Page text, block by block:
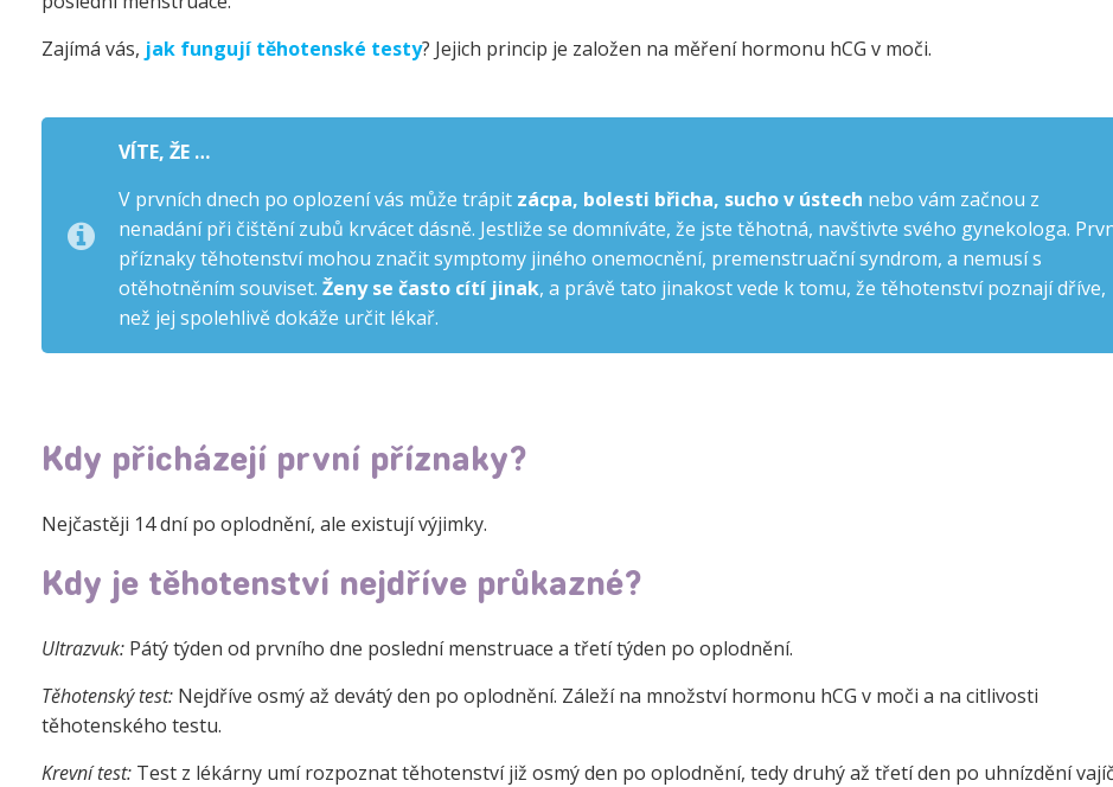
Zajímá vás, jak fungují těhotenské testy? Jejich princip je založen na měření hormonu hCG v moči.
VÍTE, ŽE …
V prvních dnech po oplození vás může trápit zácpa, bolesti břicha, sucho v ústech nebo vám začnou z
nenadání při čištění zubů krvácet dásně. Jestliže se domníváte, že jste těhotná, navštivte svého gynekologa.
příznaky těhotenství mohou značit symptomy jiného onemocnění, premenstruační syndrom, a nemusí s
otěhotněním souviset. Ženy se často cítí jinak, a právě tato jinakost vede k tomu, že těhotenství poznají dříve,
než jej spolehlivě dokáže určit lékař.
Kdy přicházejí první příznaky?
Nejčastěji 14 dní po oplodnění, ale existují výjimky.
Kdy je těhotenství nejdříve průkazné?
Ultrazvuk: Pátý týden od prvního dne poslední menstruace a třetí týden po oplodnění.
Těhotenský test: Nejdříve osmý až devátý den po oplodnění. Záleží na množství hormonu hCG v moči a na citlivosti
těhotenského testu.
Krevní test: Test z lékárny umí rozpoznat těhotenství již osmý den po oplodnění, tedy druhý až třetí den po uhnízdění